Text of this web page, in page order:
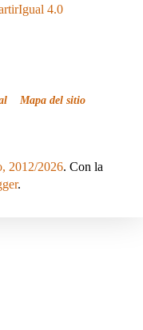
4.0
Mapa del sitio
2012/2026. Con la
.